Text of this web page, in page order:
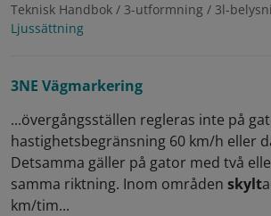
Teknisk Handbok / 3-utformning / 3l-
Ljussättning
3NE Vägmarkering
...övergångsställen regleras inte på
hastighetsbegränsning 60 km/h eller
Detsamma gäller på gator med två
samma riktning. Inom områden skylt
km/tim...